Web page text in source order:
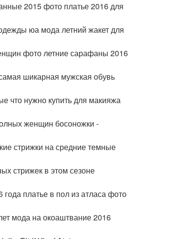
2015 фото платье 2016 для
юа мода летний жакет для
фото летние сарафаны 2016
шикарная мужская обувь
что нужно купить для макияжа
женщин босоножки -
стрижки на средние темные
стрижек в этом сезоне
платье в пол из атласа фото
мода на окоаштвание 2016